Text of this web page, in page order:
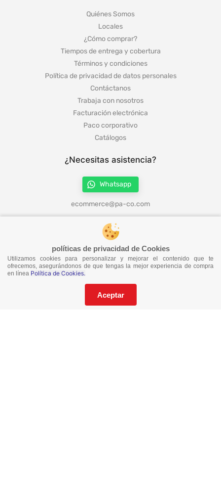
políticas de privacidad de Cookies
Utilizamos cookies para personalizar y mejorar el contenido que te
ofrecemos, asegurándonos de que tengas la mejor experiencia de compra
en línea Política de Cookies.
Aceptar
Quiénes Somos
Locales
¿Cómo comprar?
Tiempos de entrega y cobertura
Términos y condiciones
Política de privacidad de datos personales
Contáctanos
Trabaja con nosotros
Facturación electrónica
Paco corporativo
Catálogos
¿Necesitas asistencia?
Whatsapp
ecommerce@pa-co.com
¡Síguenos en redes!
¡No te pierdas nuestras ofertas!
Suscríbete a nuestro Catalogo